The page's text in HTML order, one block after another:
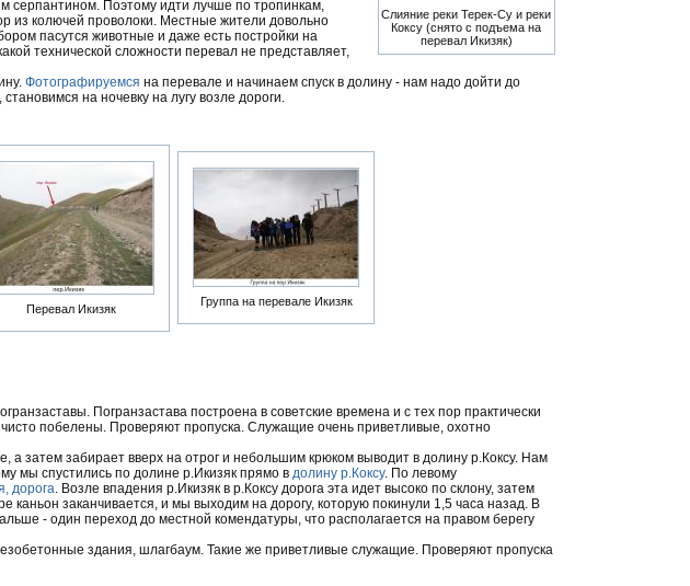
Слияние реки Терек-Су и реки
Коксу (снято с подъема на
перевал Икизяк)
серпантином. Поэтому идти лучше по тропинкам,
из колючей проволоки. Местные жители довольно
пасутся животные и даже есть постройки на
технической сложности перевал не представляет,
Фотографируемся на перевале и начинаем спуск в долину - нам надо дойти до
на ночевку на лугу возле дороги.
Перевал Икизяк
Группа на перевале Икизяк
Погранзастава построена в советские времена и с тех пор практически
побелены. Проверяют пропуска. Служащие очень приветливые, охотно
а затем забирает вверх на отрог и небольшим крюком выводит в долину р.Коксу. Нам
мы спустились по долине р.Икизяк прямо в долину р.Коксу. По левому
дорога. Возле впадения р.Икизяк в р.Коксу дорога эта идет высоко по склону, затем
каньон заканчивается, и мы выходим на дорогу, которую покинули 1,5 часа назад. В
- один переход до местной комендатуры, что располагается на правом берегу
здания, шлагбаум. Такие же приветливые служащие. Проверяют пропуска